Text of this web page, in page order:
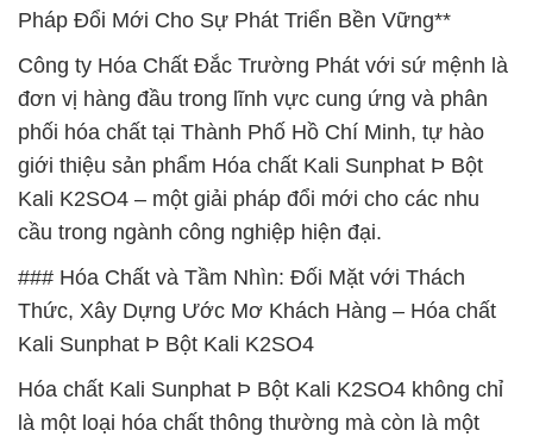
Pháp Đổi Mới Cho Sự Phát Triển Bền Vững**
Công ty Hóa Chất Đắc Trường Phát với sứ mệnh là
đơn vị hàng đầu trong lĩnh vực cung ứng và phân
phối hóa chất tại Thành Phố Hồ Chí Minh, tự hào
giới thiệu sản phẩm Hóa chất Kali Sunphat Þ Bột
Kali K2SO4 – một giải pháp đổi mới cho các nhu
cầu trong ngành công nghiệp hiện đại.
### Hóa Chất và Tầm Nhìn: Đối Mặt với Thách
Thức, Xây Dựng Ước Mơ Khách Hàng – Hóa chất
Kali Sunphat Þ Bột Kali K2SO4
Hóa chất Kali Sunphat Þ Bột Kali K2SO4 không chỉ
là một loại hóa chất thông thường mà còn là một